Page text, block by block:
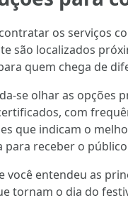
os serviços
são localizados
quem chega de
se olhar as opções
com
que indicam o
para receber o
você entendeu as
tornam o dia do